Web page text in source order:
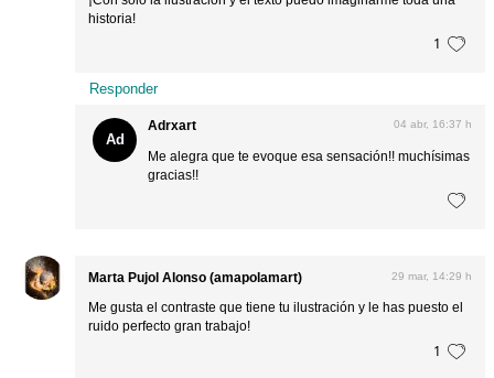
historia!
1
Responder
Ad
Adrxart 04 abr, 16:37 h
Me alegra que te evoque esa sensación!! muchísimas
gracias!!
Marta Pujol Alonso (amapolamart) 29 mar, 14:29 h
Me gusta el contraste que tiene tu ilustración y le has puesto el
ruido perfecto gran trabajo!
1